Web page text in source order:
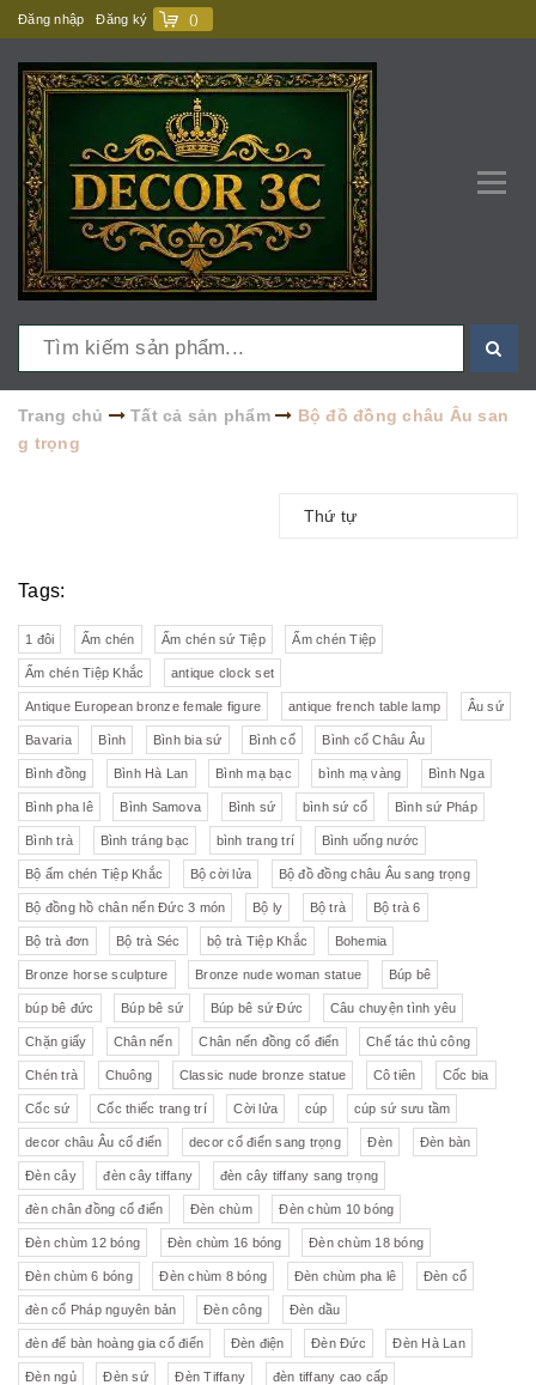
Đăng nhập Đăng ký ()
Trang chủ Tất cả sản phẩm
Bộ đồ đồng châu Âu san
g trọng
Thứ tự
Tags:
1 đôi Ấm chén Ấm chén sứ Tiệp Ấm chén Tiệp
Ấm chén Tiệp Khắc antique clock set
Antique European bronze female figure antique french table lamp Âu sứ
Bavaria Bình Bình bia sứ Bình cổ Bình cổ Châu Âu
Bình đồng Bình Hà Lan Bình mạ bạc bình mạ vàng Bình Nga
Bình pha lê Bình Samova Bình sứ bình sứ cổ Bình sứ Pháp
Bình trà Bình tráng bạc bình trang trí Bình uống nước
Bộ ấm chén Tiệp Khắc Bộ cời lửa Bộ đồ đồng châu Âu sang trọng
Bộ đồng hồ chân nến Đức 3 món Bộ ly Bộ trà Bộ trà 6
Bộ trà đơn Bộ trà Séc bộ trà Tiệp Khắc Bohemia
Bronze horse sculpture Bronze nude woman statue Búp bê
búp bê đức Búp bê sứ Búp bê sứ Đức Câu chuyện tình yêu
Chặn giấy Chân nến Chân nến đồng cổ điển Chế tác thủ công
Chén trà Chuông Classic nude bronze statue Cô tiên Cốc bia
Cốc sứ Cốc thiếc trang trí Cời lửa cúp cúp sứ sưu tầm
decor châu Âu cổ điển decor cổ điển sang trọng Đèn Đèn bàn
Đèn cây đèn cây tiffany đèn cây tiffany sang trọng
đèn chân đồng cổ điển Đèn chùm Đèn chùm 10 bóng
Đèn chùm 12 bóng Đèn chùm 16 bóng Đèn chùm 18 bóng
Đèn chùm 6 bóng Đèn chùm 8 bóng Đèn chùm pha lê Đèn cổ
đèn cổ Pháp nguyên bản Đèn công Đèn dầu
đèn để bàn hoàng gia cổ điển Đèn điện Đèn Đức Đèn Hà Lan
Đèn ngủ Đèn sứ Đèn Tiffany đèn tiffany cao cấp